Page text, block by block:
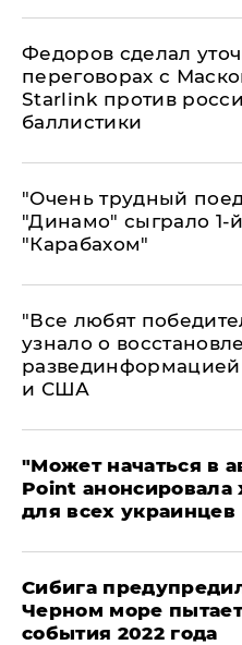
Федоров сделал
переговорах с
Starlink против
баллистики
"Очень трудный
"Динамо" сыграло 1-
"Карабахом"
​"Все любят
узнало о
и США
"Может начаться в
Point
для всех украинцев
Сибига
Черном море
события 2022 года